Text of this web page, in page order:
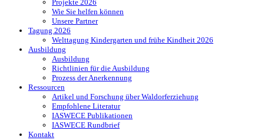
Projekte 2026
Wie Sie helfen können
Unsere Partner
Tagung 2026
Welttagung Kindergarten und frühe Kindheit 2026
Ausbildung
Ausbildung
Richtlinien für die Ausbildung
Prozess der Anerkennung
Ressourcen
Artikel und Forschung über Waldorferziehung
Empfohlene Literatur
IASWECE Publikationen
IASWECE Rundbrief
Kontakt